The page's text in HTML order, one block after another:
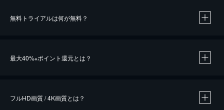
無料トライアルは何が無料？
最大40%※ポイント還元とは？
フルHD画質 / 4K画質とは？